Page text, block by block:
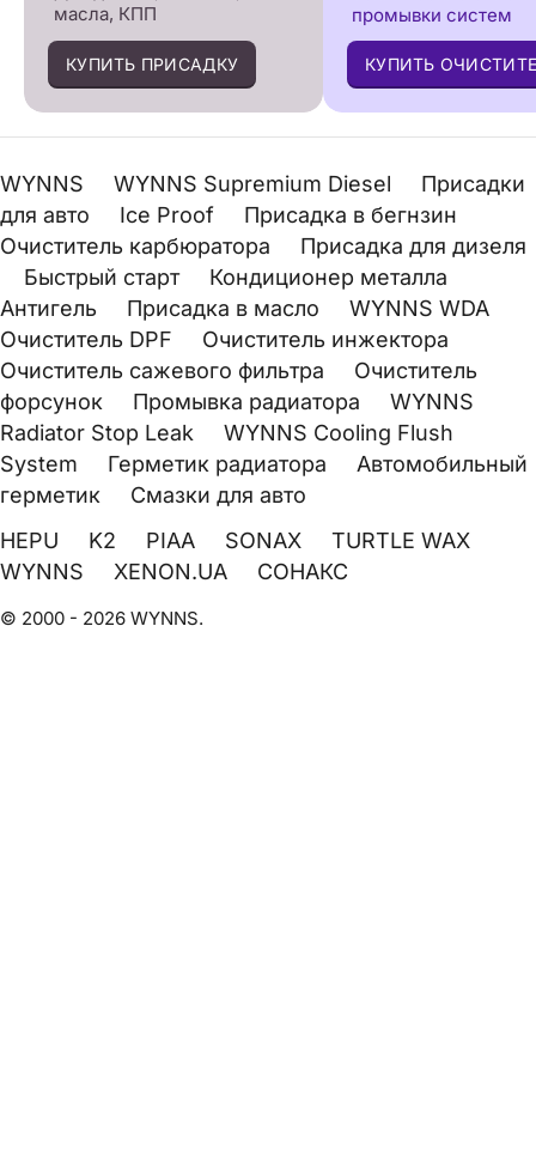
масла, КПП
КУПИТЬ ПРИСАДКУ
промывки систем
КУПИТЬ
WYNNS WYNNS Supremium Diesel
Присадки
для авто
Ice Proof
Присадка в бегнзин
Очиститель карбюратора
Присадка для дизеля
Быстрый старт
Кондиционер металла
Антигель
Присадка в масло
WYNNS WDA
Очиститель DPF
Очиститель инжектора
Очиститель сажевого фильтра
Очиститель
форсунок
Промывка радиатора
WYNNS
Radiator Stop Leak
WYNNS Cooling Flush
System
Герметик радиатора
Автомобильный
герметик
Смазки для авто
HEPU
K2 PIAA SONAX
TURTLE WAX
WYNNS
XENON.UA СОНАКС
© 2000 - 2026 WYNNS.